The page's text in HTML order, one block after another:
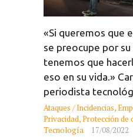
«Si queremos que
se preocupe por su
tenemos que
eso en su vida.»
periodista
Ataques / Incidencias,
Privacidad,Protección de
Tecnología
17/08/2022